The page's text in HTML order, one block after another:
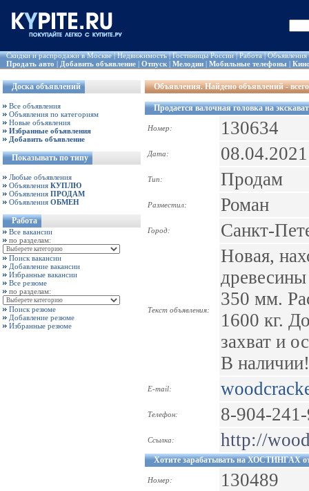
Скидки и распродажи в Москве|Недвижимость|Гостиницы России|Работа|Объявления
Продать авто | Добавить объявление | Отпуск | Мелодии | Мобильные телефоны |
Доска объявлений
Все объявления
Объявления по категориям
Новые объявления
Избранные объявления
Добавить объявление
Показывать по типу
Любые объявления
Объявления КУПЛЮ
Объявления ПРОДАМ
Объявления ОБМЕН
Работа
Все вакансии
по разделам:
Поиск вакансии
Добавление вакансии
Избранные вакансии
Все резюме
по разделам:
Поиск резюме
Добавление резюме
Избранные резюме
Объявления. Найдено объявлений -
Продается валочная головка на
Номер: 130634
Дата: 08.04.2021
Тип: Продам
Разместил: Роман
Город: Санкт-
Текст объявления:
Новая,
350 мм.
1600 кг.
захват и
В наличии!
E-mail:
Телефон: 8-904-
Ссылка: http://
Хотите зарабатывать на ХОСТИНГАХ от
Номер: 130489